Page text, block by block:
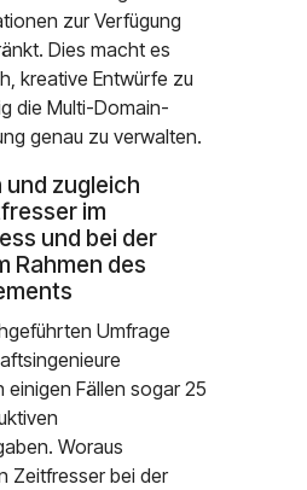
zur Verfügung
Dies macht es
kreative Entwürfe zu
die Multi-Domain-
genau zu verwalten.
zugleich
im
und bei der
Rahmen des
Umfrage
einigen Fällen sogar 25
Woraus
Zeitfresser bei der